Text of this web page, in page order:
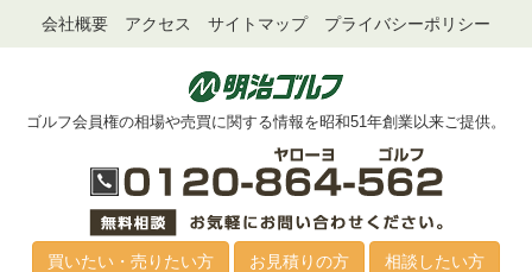
会社概要 アクセス サイトマップ プライバシーポリシー
ゴルフ会員権の相場や売買に関する情報を昭和51年創業以来ご提供。
買いたい・売りたい方 お見積りの方 相談したい方